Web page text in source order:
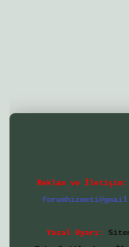
Reklam ve İletişim:
Yasal Uyarı: